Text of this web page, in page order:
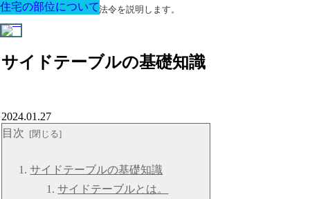
建築に関する用語と関連法令を説明します。
サイドテーブルの基礎知識
住宅の部位について
2024.01.27
目次
サイドテーブルの基礎知識
サイドテーブルとは。
住宅の部位について
住宅の部位について
住宅の部位について
住宅の部位について
住宅の部位について
住宅の部位について